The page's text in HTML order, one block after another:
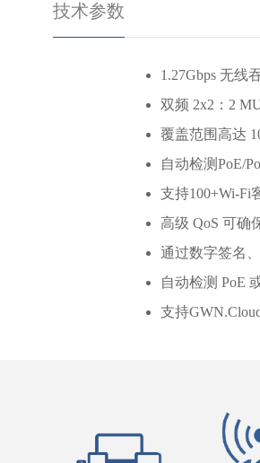
技术参数
1.27Gbps 无线
双频 2x2：2
覆盖范围高达
自动检测PoE/
支持100+Wi-Fi
高级 QoS 可确
通过数字签名
自动检测 PoE
支持